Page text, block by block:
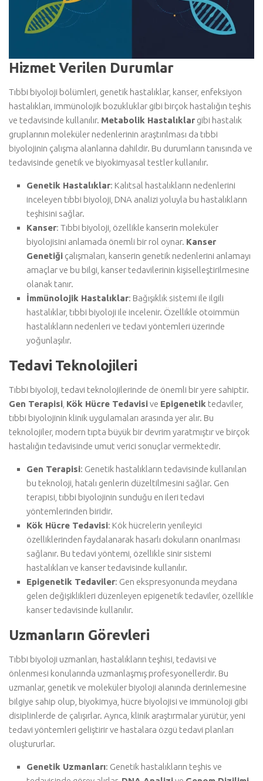
Hizmet Verilen Durumlar
Tıbbi biyoloji bölümleri, genetik hastalıklar, kanser, enfeksiyon
hastalıkları, immünolojik bozukluklar gibi birçok hastalığın teşhis
ve tedavisinde kullanılır. Metabolik Hastalıklar gibi hastalık
gruplarının moleküler nedenlerinin araştırılması da tıbbi
biyolojinin çalışma alanlarına dahildir. Bu durumların tanısında ve
tedavisinde genetik ve biyokimyasal testler kullanılır.
Genetik Hastalıklar: Kalıtsal hastalıkların nedenlerini
inceleyen tıbbi biyoloji, DNA analizi yoluyla bu hastalıkların
teşhisini sağlar.
Kanser: Tıbbi biyoloji, özellikle kanserin moleküler
biyolojisini anlamada önemli bir rol oynar. Kanser
Genetiği çalışmaları, kanserin genetik nedenlerini anlamayı
amaçlar ve bu bilgi, kanser tedavilerinin kişiselleştirilmesine
olanak tanır.
İmmünolojik Hastalıklar: Bağışıklık sistemi ile ilgili
hastalıklar, tıbbi biyoloji ile incelenir. Özellikle otoimmün
hastalıkların nedenleri ve tedavi yöntemleri üzerinde
yoğunlaşılır.
Tedavi Teknolojileri
Tıbbi biyoloji, tedavi teknolojilerinde de önemli bir yere sahiptir.
Gen Terapisi Kök Hücre Tedavisive Epigenetik tedaviler,
tıbbi biyolojinin klinik uygulamaları arasında yer alır. Bu
teknolojiler, modern tıpta büyük bir devrim yaratmıştır ve birçok
hastalığın tedavisinde umut verici sonuçlar vermektedir.
Gen Terapisi: Genetik hastalıkların tedavisinde kullanılan
bu teknoloji, hatalı genlerin düzeltilmesini sağlar. Gen
terapisi, tıbbi biyolojinin sunduğu en ileri tedavi
yöntemlerinden biridir.
Kök Hücre Tedavisi: Kök hücrelerin yenileyici
özelliklerinden faydalanarak hasarlı dokuların onarılması
sağlanır. Bu tedavi yöntemi, özellikle sinir sistemi
hastalıkları ve kanser tedavisinde kullanılır.
Epigenetik Tedaviler: Gen ekspresyonunda meydana
gelen değişiklikleri düzenleyen epigenetik tedaviler, özellikle
kanser tedavisinde kullanılır.
Uzmanların Görevleri
Tıbbi biyoloji uzmanları, hastalıkların teşhisi, tedavisi ve
önlenmesi konularında uzmanlaşmış profesyonellerdir. Bu
uzmanlar, genetik ve moleküler biyoloji alanında derinlemesine
bilgiye sahip olup, biyokimya, hücre biyolojisi ve immünoloji gibi
disiplinlerde de çalışırlar. Ayrıca, klinik araştırmalar yürütür, yeni
tedavi yöntemleri geliştirir ve hastalara özgü tedavi planları
oluştururlar.
Genetik Uzmanları: Genetik hastalıkların teşhis ve